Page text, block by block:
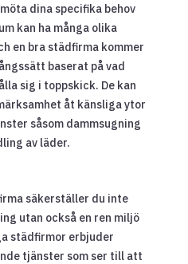
dina specifika behov
kan ha många olika
en bra städfirma kommer
baserat på vad
sig i toppskick. De kan
åt känsliga ytor
såsom dammsugning
av läder.
säkerställer du inte
utan också en ren miljö
städfirmor erbjuder
tjänster som ser till att